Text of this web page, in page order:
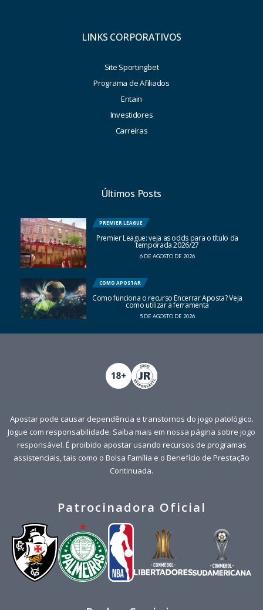
LINKS CORPORATIVOS
Site Sportingbet
Programa de Afiliados
Entain
Investidores
Carreiras
Últimos Posts
PREMIER LEAGUE
Premier League: veja as odds para o título da
temporada 2026/27
6 DE AGOSTO DE 2026
COMO APOSTAR
Como funciona o recurso Encerrar Aposta? Veja
como utilizar a ferramenta
5 DE AGOSTO DE 2026
Apostar pode causar dependência e transtornos do jogo patológico.
Jogue com responsabilidade. Saiba mais em nossa página sobre jogo
responsável. É proibido apostar usando recursos de programas
assistenciais, tais como o Bolsa Família e o Benefício de Prestação
Continuada.
Patrocinadora Oficial